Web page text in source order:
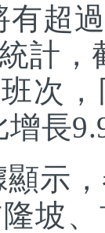
超
計
次
長
，
坡